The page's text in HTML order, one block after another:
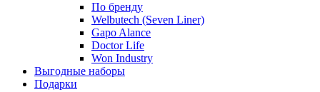
По бренду
Welbutech (Seven Liner)
Gapo Alance
Doctor Life
Won Industry
Выгодные наборы
Подарки